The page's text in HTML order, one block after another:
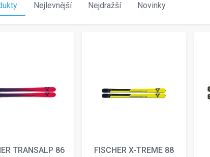
Nejlevnější Nejdražší Novinky
TRANSALP 86
FISCHER X-TREME 88